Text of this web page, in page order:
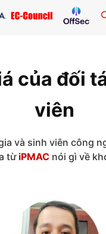
của đối
viên
và sinh viên công
từ iPMACnói gì về